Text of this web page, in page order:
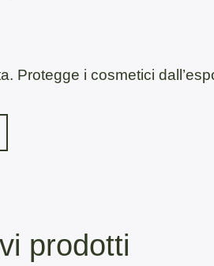
Protegge i cosmetici
prodotti